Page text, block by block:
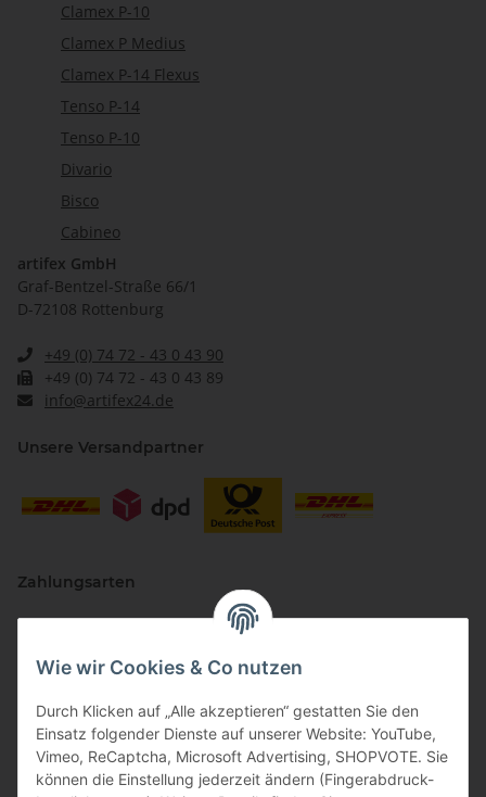
Wie wir Cookies & Co nutzen
Durch Klicken auf „Alle akzeptieren“ gestatten Sie den
Einsatz folgender Dienste auf unserer Website: YouTube,
Vimeo, ReCaptcha, Microsoft Advertising, SHOPVOTE. Sie
können die Einstellung jederzeit ändern (Fingerabdruck-
Clamex P-10
Clamex P Medius
Clamex P-14 Flexus
Tenso P-14
Tenso P-10
Divario
Bisco
Cabineo
artifex GmbH
Graf-Bentzel-Straße 66/1
D-72108 Rottenburg
+49 (0) 74 72 - 43 0 43 90
+49 (0) 74 72 - 43 0 43 89
info@artifex24.de
Unsere Versandpartner
Zahlungsarten
Vertriebspartner